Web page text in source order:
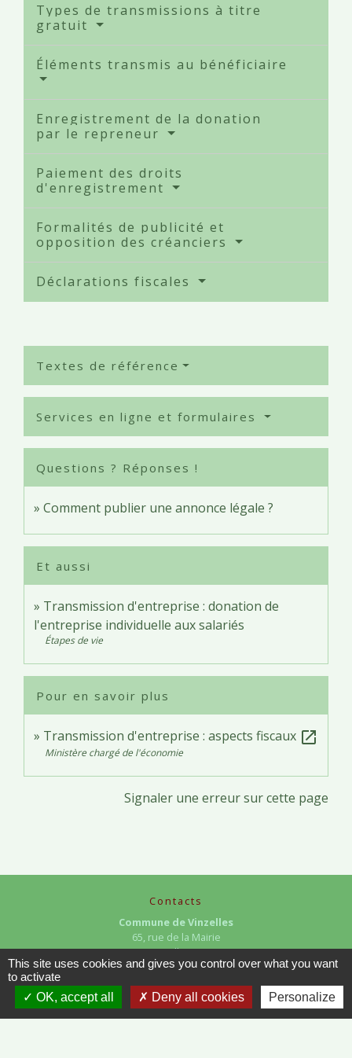
Types de transmissions à titre
gratuit
Éléments transmis au bénéficiaire
Enregistrement de la donation
par le repreneur
Paiement des droits
d'enregistrement
Formalités de publicité et
opposition des créanciers
Déclarations fiscales
Textes de référence
Services en ligne et formulaires
Questions ? Réponses !
Comment publier une annonce légale ?
Et aussi
Transmission d'entreprise : donation de
l'entreprise individuelle aux salariés
Étapes de vie
Pour en savoir plus
Transmission d'entreprise : aspects fiscaux open_in_new
Ministère chargé de l'économie
Signaler une erreur sur cette page
Contacts
Commune de Vinzelles
65, rue de la Mairie
71680 Vinzelles - FRANCE
+33 3 85 35 61 19
Contact par formulaire
This site uses cookies and gives you control over what you want
to activate
OK, accept all
Deny all cookies Personalize